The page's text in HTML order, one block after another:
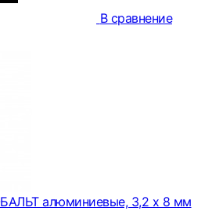
В сравнение
алюминиевые, 3,2 х 8 мм